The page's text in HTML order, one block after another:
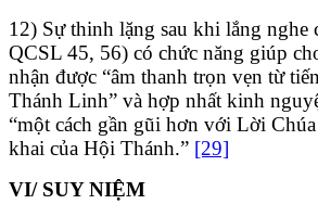
12) Sự thinh lặng sau khi lắng nghe
QCSL 45, 56) có chức năng giúp
nhận được “âm thanh trọn vẹn từ
Thánh Linh” và hợp nhất kinh
“một cách gần gũi hơn với Lời
khai của Hội Thánh.” [29]
VI/ SUY NIỆM